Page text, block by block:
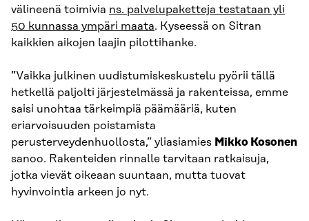
välineenä toimivia ns. palvelupaketteja testataan yli
50 kunnassa ympäri maata. Kyseessä on Sitran
kaikkien aikojen laajin pilottihanke.
”Vaikka julkinen uudistumiskeskustelu pyörii tällä
hetkellä paljolti järjestelmässä ja rakenteissa, emme
saisi unohtaa tärkeimpiä päämääriä, kuten
eriarvoisuuden poistamista
perusterveydenhuollosta,” yliasiamies Mikko Kosonen
sanoo. Rakenteiden rinnalle tarvitaan ratkaisuja,
jotka vievät oikeaan suuntaan, mutta tuovat
hyvinvointia arkeen jo nyt.